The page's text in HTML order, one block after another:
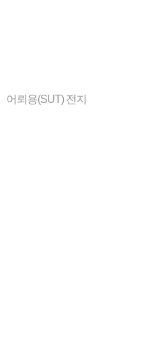
어뢰용(SUT) 전지